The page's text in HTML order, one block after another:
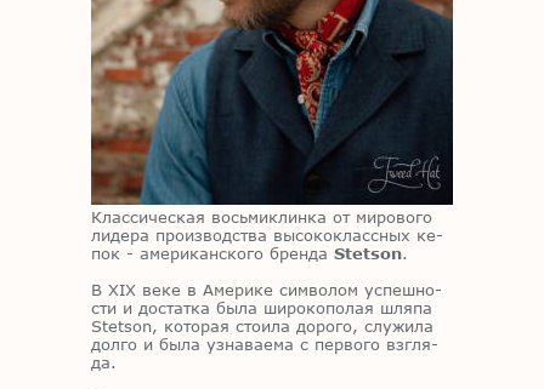
Клас­си­че­ская вось­ми­клин­ка от ми­ро­во­го
ли­де­ра про­из­вод­ства вы­со­ко­класс­ных ке­
пок - аме­ри­кан­ско­го брен­да Stetson.
В XIX веке в Аме­ри­ке сим­во­лом успеш­но­
сти и до­стат­ка была ши­ро­ко­по­лая шля­па
Stetson, ко­то­рая сто­и­ла до­ро­го, слу­жи­ла
дол­го и была узна­ва­е­ма с пер­во­го взгля­
да.